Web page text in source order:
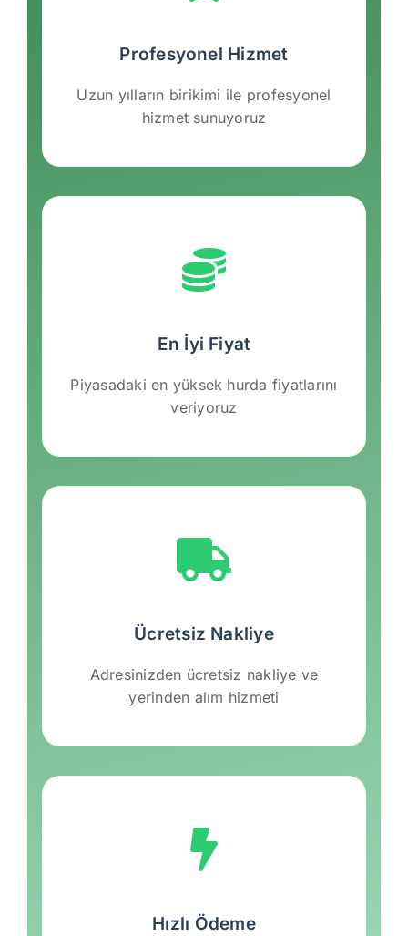
Profesyonel Hizmet
Uzun yılların birikimi ile profesyonel
hizmet sunuyoruz
En İyi Fiyat
Piyasadaki en yüksek hurda fiyatlarını
veriyoruz
Ücretsiz Nakliye
Adresinizden ücretsiz nakliye ve
yerinden alım hizmeti
Hızlı Ödeme